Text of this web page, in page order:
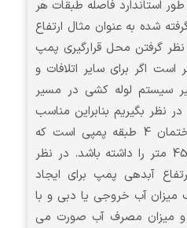
استاندارد فاصله طبقات هر
گرفته شده به عنوان مثال ارتفاع
با در نظر گرفتن محل قرارگیری پمپ
همکف، 15 متر است اگر برای سایر اتلافات و
سیستم لوله کشی در مسیر
30 متر را در نظر بگیریم بنابراین مناسب
ترین پمپ آب برای ساختمان 4 طبقه پمپی است که
حداقل ارتفاع آب دهی 45 متر را داشته باشد. در نظر
آبدهی پمپ برای ایجاد
میزان آب خروجی یا دبی و با
و میزان مصرف آب صورت می